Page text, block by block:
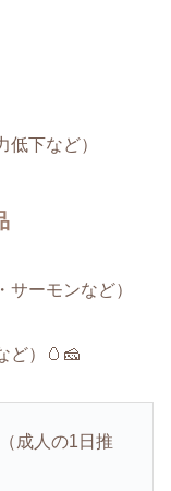
下など）
ーモンなど）
ど）🥚🧀
成人の1日推